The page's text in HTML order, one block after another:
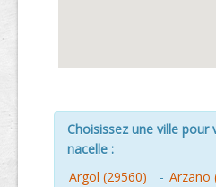
Choisissez une ville
nacelle :
Argol (29560)
- Arzano